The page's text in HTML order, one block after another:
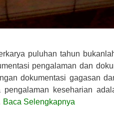
puluhan tahun
pengalaman dan
dokumentasi gagasan
keseharian
Baca Selengkapnya